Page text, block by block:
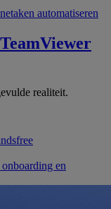
automatiseren
TeamViewer
realiteit.
onboarding en